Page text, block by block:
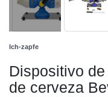
Ich-zapfe
Dispositivo
de cerveza